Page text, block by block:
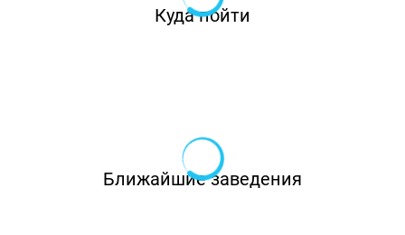
овощами и соленьями, горячими снеками и
безлимитным баром по самым любимым и
популярным кухням мира. В ресторане
проходят вечера «ВИВА Италия», «от Техаса
Куда пойти
Ближайшие заведения